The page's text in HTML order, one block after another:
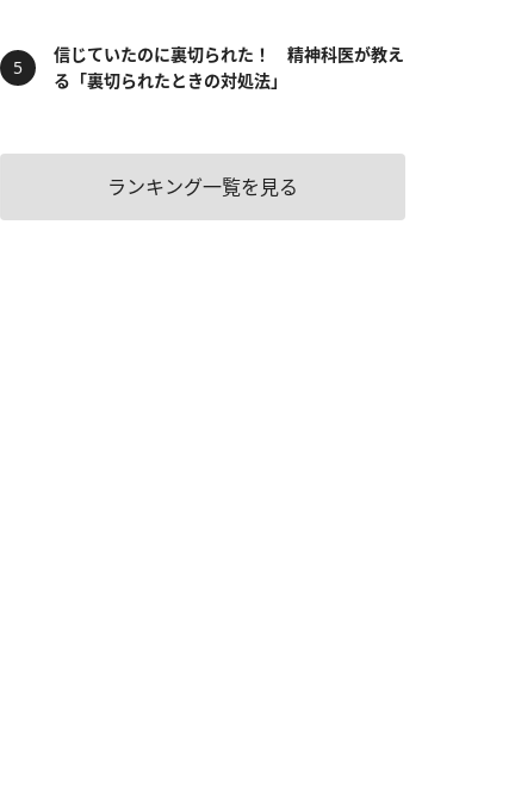
信じていたのに裏切られた！ 精神科医が教え
る「裏切られたときの対処法」
ランキング一覧を見る